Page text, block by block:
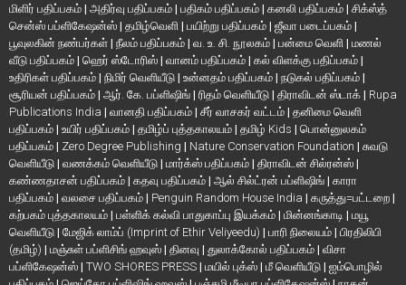
மிளிர் பதிப்பகம் | அதிர்வு பதிப்பகம் | பதிகம் பதிப்பகம் | கனலி பதிப்பகம் | சிக்ஸ்த்
சென்ஸ் பப்ளிகேஷன்ஸ் | தமிழ்வெளி | பயிற்று பதிப்பகம் | ஜீவா படைப்பகம் |
பூவுலகின் நண்பர்கள் | நீலம் பதிப்பகம் | வ. உ. சி. நூலகம் | பன்மை வெளி | மணல்
வீடு பதிப்பகம் | ஹெர் ஸ்டோரிஸ் | வானம் பதிப்பகம் | கல் விளக்கு பதிப்பகம் |
உதிரிகள் பதிப்பகம் | நிமிர் வெளியீடு | உன்னதம் பதிப்பகம் | நடுகல் பதிப்பகம் |
சூரியன் பதிப்பகம் | ஆர். கே. பப்ளிஷிங் | ரிதம் வெளியீடு | திராவிடன் ஸ்டாக் | Rupa
Publications India | வானதி பதிப்பகம் | சீர் வாசகர் வட்டம் | தனிமை வெளி
பதிப்பகம் | உயிர் பதிப்பகம் | தமிழ்ப் புத்தகாலயம் | தமிழ் Kids | பொன்னுலகம்
பதிப்பகம் | Zero Degree Publishing | Nature Conservation Foundation | சுவடு
வெளியீடு | வணக்கம் வெளியீடு | மார்க்ஸ் பதிப்பகம் | திராவிடன் சில்ரன்ஸ் |
கண்ணதாசன் பதிப்பகம் | கதவு பதிப்பகம் | ஆல் சில்ட்ரன் பப்ளிஷிங் | காரா
பதிப்பகம் | வலசை பதிப்பகம் | Penguin Random House India | கருத்து=பட்டறை |
கற்பகம் புத்தகாலயம் | பள்ளிக் கல்வி பாதுகாப்பு இயக்கம் | மின்னங்காடி | மயூ
வெளியீடு | மேஜிக் லாம்ப் (Imprint of Ethir Veliyeedu) | பாரி நிலையம் | பிரதிலிபி
(தமிழ்) | மஞ்சுள் பப்ளிசிங் ஹவுஸ் | தினவு | துலாக்கோல் பதிப்பகம் | விசா
பப்ளிகேஷன்ஸ் | TWO SHORES PRESS | மயில் புக்ஸ் | மீ வெளியீடு | ஐம்பொழில்